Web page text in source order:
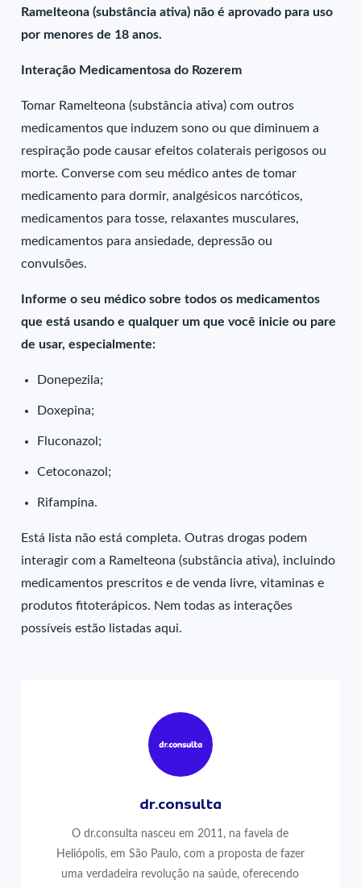
Ramelteona (substância ativa) não é aprovado para uso
por menores de 18 anos.
Interação Medicamentosa do Rozerem
Tomar Ramelteona (substância ativa) com outros
medicamentos que induzem sono ou que diminuem a
respiração pode causar efeitos colaterais perigosos ou
morte. Converse com seu médico antes de tomar
medicamento para dormir, analgésicos narcóticos,
medicamentos para tosse, relaxantes musculares,
medicamentos para ansiedade, depressão ou
convulsões.
Informe o seu médico sobre todos os medicamentos
que está usando e qualquer um que você inicie ou pare
de usar, especialmente:
Donepezila;
Doxepina;
Fluconazol;
Cetoconazol;
Rifampina.
Está lista não está completa. Outras drogas podem
interagir com a Ramelteona (substância ativa), incluindo
medicamentos prescritos e de venda livre, vitaminas e
produtos fitoterápicos. Nem todas as interações
possíveis estão listadas aqui.
dr.consulta
O dr.consulta nasceu em 2011, na favela de
Heliópolis, em São Paulo, com a proposta de fazer
uma verdadeira revolução na saúde, oferecendo